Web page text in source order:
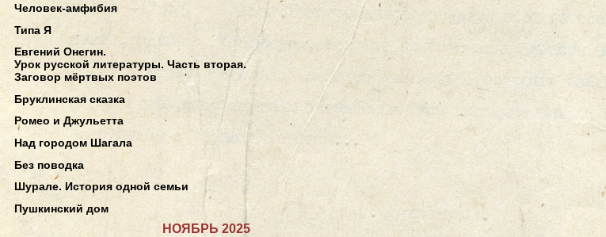
Человек-амфибия
Типа Я
Евгений Онегин.
Урок русской литературы. Часть вторая.
Заговор мёртвых поэтов
Бруклинская сказка
Ромео и Джульетта
Над городом Шагала
Без поводка
Шурале. История одной семьи
Пушкинский дом
НОЯБРЬ 2025